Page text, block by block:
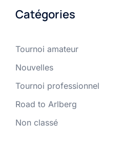
Catégories
Tournoi amateur
Nouvelles
Tournoi professionnel
Road to Arlberg
Non classé